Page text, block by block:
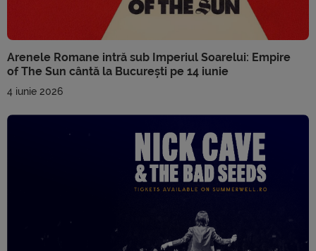
Arenele Romane intră sub Imperiul Soarelui: Empire
of The Sun cântă la București pe 14 iunie
4 iunie 2026